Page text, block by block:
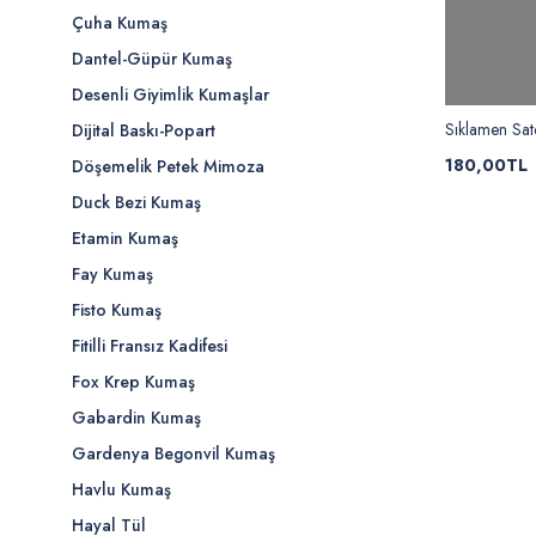
Çuha Kumaş
Dantel-Güpür Kumaş
Desenli Giyimlik Kumaşlar
Dijital Baskı-Popart
Döşemelik Petek Mimoza
Duck Bezi Kumaş
Etamin Kumaş
Fay Kumaş
Fisto Kumaş
Fitilli Fransız Kadifesi
Fox Krep Kumaş
Gabardin Kumaş
Gardenya Begonvil Kumaş
Havlu Kumaş
Hayal Tül
Sıklamen
180,00TL